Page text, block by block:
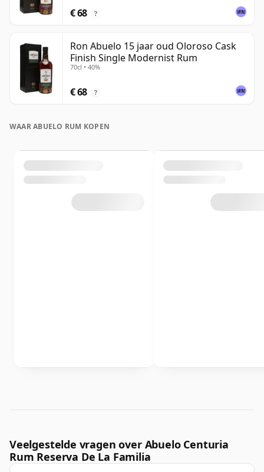
€ 68 ?
Ron Abuelo 15 jaar oud Oloroso Cask
Finish Single Modernist Rum
70cl • 40%
€ 68 ?
WAAR ABUELO RUM KOPEN
Veelgestelde vragen over Abuelo Centuria
Rum Reserva De La Familia